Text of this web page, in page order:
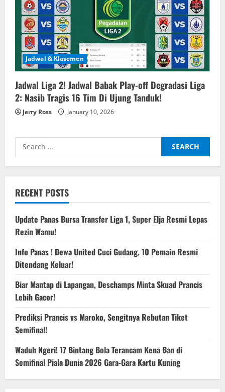
Jadwal & Klasemen
Jadwal Liga 2! Jadwal Babak Play-off Degradasi Liga
2: Nasib Tragis 16 Tim Di Ujung Tanduk!
Jerry Ross January 10, 2026
Search
for:
RECENT POSTS
Update Panas Bursa Transfer Liga 1, Super Elja Resmi Lepas
Rezin Wamu!
Info Panas ! Dewa United Cuci Gudang, 10 Pemain Resmi
Ditendang Keluar!
Biar Mantap di Lapangan, Deschamps Minta Skuad Prancis
Lebih Gacor!
Prediksi Prancis vs Maroko, Sengitnya Rebutan Tiket
Semifinal!
Waduh Ngeri! 17 Bintang Bola Terancam Kena Ban di
Semifinal Piala Dunia 2026 Gara-Gara Kartu Kuning